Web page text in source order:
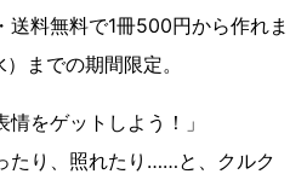
送料無料で1冊500円から作れま
までの期間限定。
情をゲットしよう！」
たり、照れたり……と、クルク